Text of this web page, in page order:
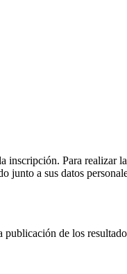
inscripción. Para realizar
junto a sus datos
publicación de los